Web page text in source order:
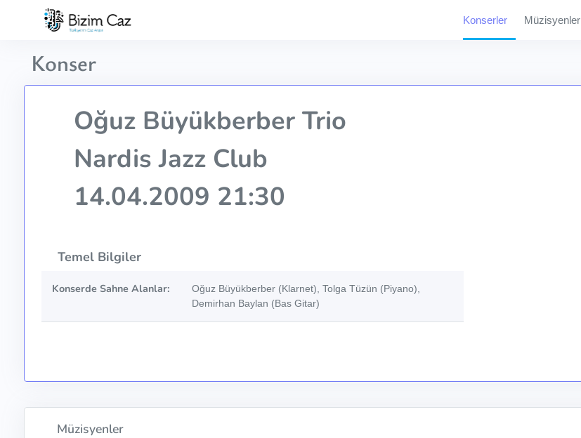
Konserler Müzisyenler
Konser
Oğuz Büyükberber Trio
Nardis Jazz Club
14.04.2009 21:30
Temel Bilgiler
Konserde Sahne Alanlar:
Oğuz Büyükberber (Klarnet), Tolga Tüzün (Piyano),
Demirhan Baylan (Bas Gitar)
Müzisyenler